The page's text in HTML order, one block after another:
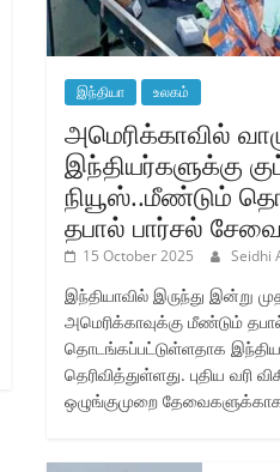
இந்தியா உலகம்
அமெரிக்காவில்
இந்தியர்களுக்கு குட்
நியூஸ்..மீண்டும்
தபால் பார்சல்
15 October 2025 Seidhi
இந்தியாவில் இருந்து இன்று
அமெரிக்காவுக்கு மீண்டும்
தொடங்கப்பட்டுள்ளதாக
தெரிவித்துள்ளது. புதிய வரி
ஒழுங்குமுறை